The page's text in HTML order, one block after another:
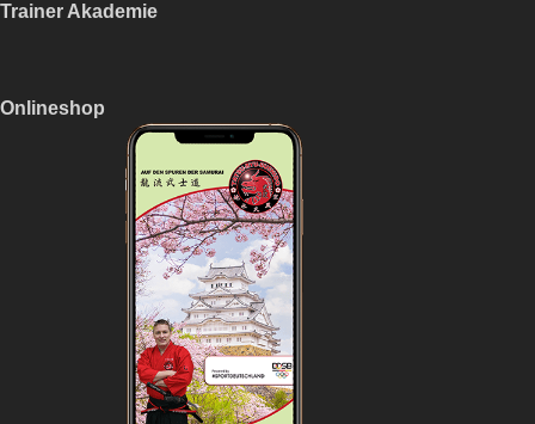
Trainer Akademie
Onlineshop